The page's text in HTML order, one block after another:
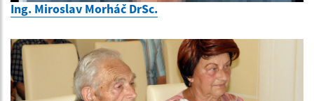
Ing. Miroslav Morháč DrSc.